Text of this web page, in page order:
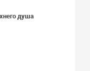
душа